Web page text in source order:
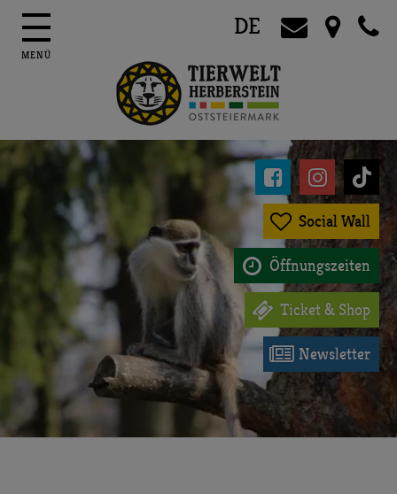
DE
  
 Social Wall
 Öffnungszeiten
 Ticket & Shop
 Newsletter